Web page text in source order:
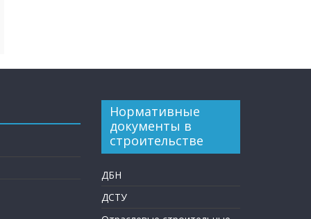
Нормативные
документы в
строительстве
ДБН
ДСТУ